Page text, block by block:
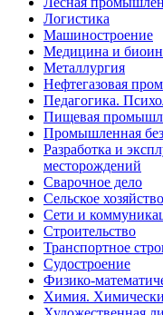
Логистика
Машиностроение
Медицина и
Металлургия
Нефтегазовая
Педагогика.
Пищевая
Промышленная
Разработка и
месторождений
Сварочное дело
Сельское хозяйство
Сети и
Строительство
Транспортное
Судостроение
Физико-
Химия.